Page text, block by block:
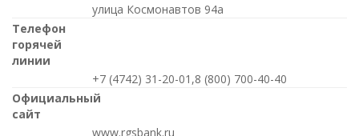
улица Космонавтов 94а
Телефон
горячей
линии
+7 (4742) 31-20-01,8 (800) 700-40-40
Официальный
сайт
www.rgsbank.ru